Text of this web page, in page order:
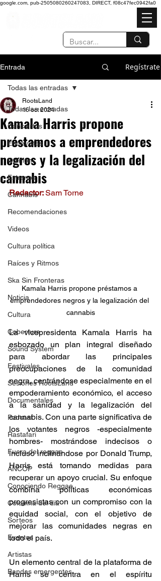
google.com, pub-2505080260247083, DIRECT, f08c47fec0942fa0
Entrada Regístrate
Todas las entradas
Conciertos
Entrevistas
Opinión
Estrenos
Cannabis
Recomendaciones
Videos
Cultura política
Raíces y Ritmos
Ska Sin Fronteras
Noticia
Cultura
Cobertura
Sound System
Festivales
Sesiones RootsLand
Documentales
Podcast
Rastafari
Fuera del reggae
ANCOP
Conociendo Reggae
Columna del día
Sorteos
Eventos
Artistas
Bandas emergentes
Todas las entradas
Kamala Harris propone
préstamos a emprendedores
negros y la legalización del
cannabis
RootsLand
16 oct 2024
Redactor: Sam Torne
Kamala Harris propone préstamos a
emprendedores negros y la legalización del
cannabis
La vicepresidenta Kamala Harris ha
esbozado un plan integral diseñado
para abordar las principales
preocupaciones de la comunidad
negra, centrándose especialmente en el
empoderamiento económico, el acceso
a la sanidad y la legalización del
cannabis. Con una parte significativa de
los votantes negros -especialmente
hombres- mostrándose indecisos o
incluso inclinándose por Donald Trump,
Harris está tomando medidas para
recuperar un apoyo crucial. Su enfoque
combina políticas económicas
progresistas con un compromiso con la
equidad social, con el objetivo de
mejorar las comunidades negras en
todo el país.
Un elemento central de la plataforma de
Harris se centra en el espíritu